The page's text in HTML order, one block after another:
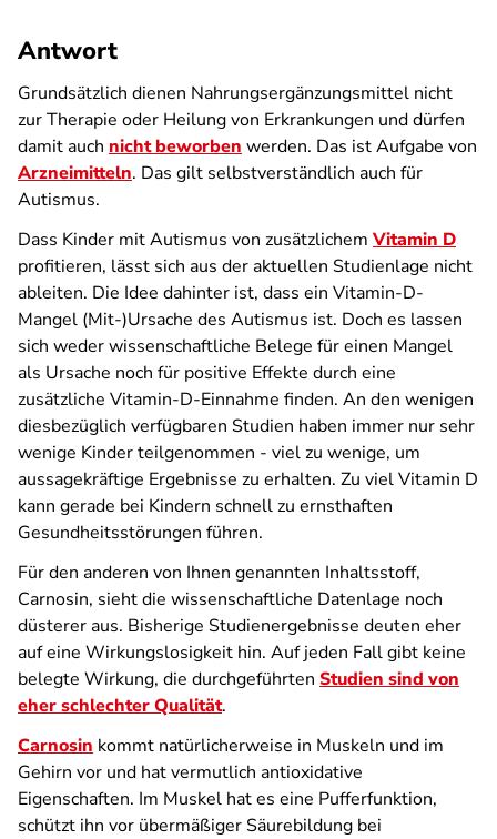
Antwort
Grundsätzlich dienen Nahrungsergänzungsmittel nicht
zur Therapie oder Heilung von Erkrankungen und dürfen
damit auch nicht beworben werden. Das ist Aufgabe von
Arzneimitteln. Das gilt selbstverständlich auch für
Autismus.
Dass Kinder mit Autismus von zusätzlichem Vitamin D
profitieren, lässt sich aus der aktuellen Studienlage nicht
ableiten. Die Idee dahinter ist, dass ein Vitamin-D-
Mangel (Mit-)Ursache des Autismus ist. Doch es lassen
sich weder wissenschaftliche Belege für einen Mangel
als Ursache noch für positive Effekte durch eine
zusätzliche Vitamin-D-Einnahme finden. An den wenigen
diesbezüglich verfügbaren Studien haben immer nur sehr
wenige Kinder teilgenommen - viel zu wenige, um
aussagekräftige Ergebnisse zu erhalten. Zu viel Vitamin D
kann gerade bei Kindern schnell zu ernsthaften
Gesundheitsstörungen führen.
Für den anderen von Ihnen genannten Inhaltsstoff,
Carnosin, sieht die wissenschaftliche Datenlage noch
düsterer aus. Bisherige Studienergebnisse deuten eher
auf eine Wirkungslosigkeit hin. Auf jeden Fall gibt keine
belegte Wirkung, die durchgeführten Studien sind von
eher schlechter Qualität.
Carnosin kommt natürlicherweise in Muskeln und im
Gehirn vor und hat vermutlich antioxidative
Eigenschaften. Im Muskel hat es eine Pufferfunktion,
schützt ihn vor übermäßiger Säurebildung bei